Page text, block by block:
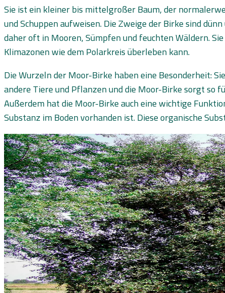
Sie ist ein kleiner bis mittelgroßer Baum, der
und Schuppen aufweisen. Die Zweige der Birke sind
daher oft in Mooren, Sümpfen und feuchten Wäldern.
Klimazonen wie dem Polarkreis überleben kann.
Die Wurzeln der Moor-Birke haben eine Besonderheit:
andere Tiere und Pflanzen und die Moor-Birke sorgt
Außerdem hat die Moor-Birke auch eine wichtige
Substanz im Boden vorhanden ist. Diese organische